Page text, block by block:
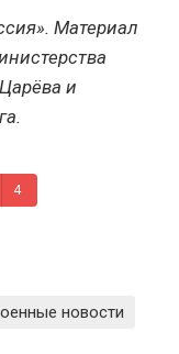
Материал
и
4
новости